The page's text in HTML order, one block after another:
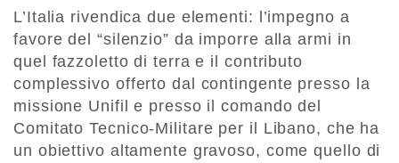
L’Italia rivendica due elementi: l’impegno a
favore del “silenzio” da imporre alla armi in
quel fazzoletto di terra e il contributo
complessivo offerto dal contingente presso la
missione Unifil e presso il comando del
Comitato Tecnico-Militare per il Libano, che ha
un obiettivo altamente gravoso, come quello di